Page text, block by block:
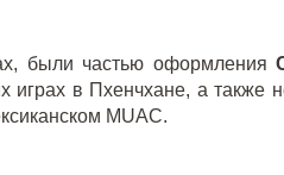
были частью оформления
в Пхенчхане, а также
MUAC.